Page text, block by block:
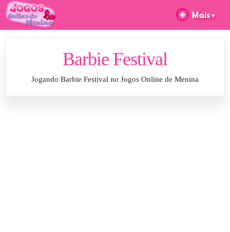
Barbie Festival
Jogando Barbie Festival no Jogos Online de Menina